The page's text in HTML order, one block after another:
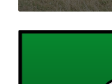
Read